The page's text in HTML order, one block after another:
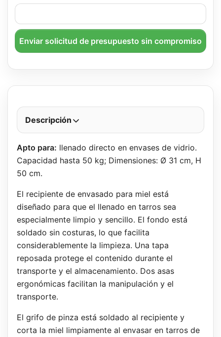
Enviar solicitud de presupuesto sin compromiso
Descripción
Apto para: llenado directo en envases de vidrio.
Capacidad hasta 50 kg; Dimensiones: Ø 31 cm, H
50 cm.
El recipiente de envasado para miel está
diseñado para que el llenado en tarros sea
especialmente limpio y sencillo. El fondo está
soldado sin costuras, lo que facilita
considerablemente la limpieza. Una tapa
reposada protege el contenido durante el
transporte y el almacenamiento. Dos asas
ergonómicas facilitan la manipulación y el
transporte.
El grifo de pinza está soldado al recipiente y
corta la miel limpiamente al envasar en tarros de